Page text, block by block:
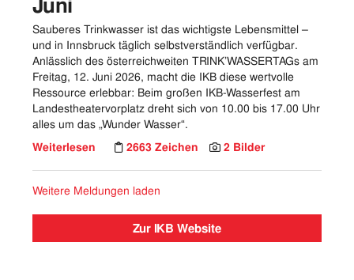
Juni
Sauberes Trinkwasser ist das wichtigste Lebensmittel –
und in Innsbruck täglich selbstverständlich verfügbar.
Anlässlich des österreichweiten TRINK’WASSERTAGs am
Freitag, 12. Juni 2026, macht die IKB diese wertvolle
Ressource erlebbar: Beim großen IKB-Wasserfest am
Landestheatervorplatz dreht sich von 10.00 bis 17.00 Uhr
alles um das „Wunder Wasser“.
Weiterlesen
2663 Zeichen 2 Bilder
Weitere Meldungen laden
Zur IKB Website